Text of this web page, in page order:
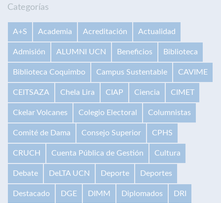
Categorías
A+S Academia Acreditación Actualidad
Admisión ALUMNI UCN Beneficios Biblioteca
Biblioteca Coquimbo Campus Sustentable CAVIME
CEITSAZA Chela Lira CIAP Ciencia CIMET
Ckelar Volcanes Colegio Electoral Columnistas
Comité de Dama Consejo Superior CPHS
CRUCH Cuenta Pública de Gestión Cultura
Debate DeLTA UCN Deporte Deportes
Destacado DGE DIMM Diplomados DRI